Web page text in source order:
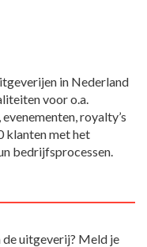
in Nederland
voor o.a.
royalty’s
klanten met het
bedrijfsprocessen.
de uitgeverij? Meld je